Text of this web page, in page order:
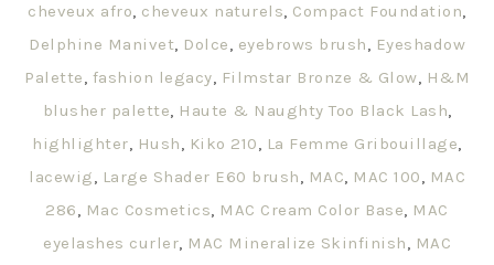
cheveux afro, cheveux naturels, Compact Foundation,
Delphine Manivet, Dolce, eyebrows brush, Eyeshadow
Palette, fashion legacy, Filmstar Bronze & Glow, H&M
blusher palette, Haute & Naughty Too Black Lash,
highlighter, Hush, Kiko 210, La Femme Gribouillage,
lacewig, Large Shader E60 brush, MAC, MAC 100, MAC
286, Mac Cosmetics, MAC Cream Color Base, MAC
eyelashes curler, MAC Mineralize Skinfinish, MAC